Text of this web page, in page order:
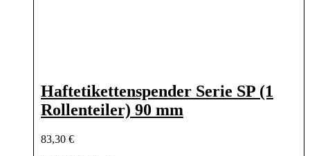
Haftetikettenspender Serie SP (1
Rollenteiler) 90 mm
83,30 €